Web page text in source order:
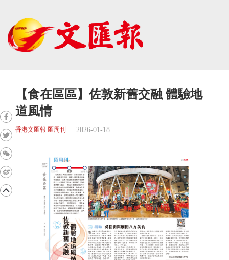
【食在區區】佐敦新舊交融 體驗地
道風情
香港文匯報 匯周刊 2026-01-18